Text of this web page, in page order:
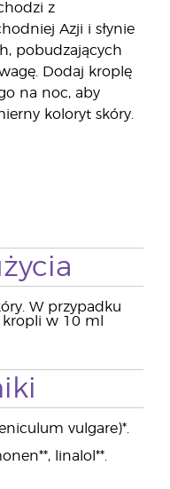
z
Azji i słynie
pobudzających
Dodaj kroplę
na noc, aby
koloryt skóry.
W przypadku
w 10 ml
vulgare)*.
linalol**.